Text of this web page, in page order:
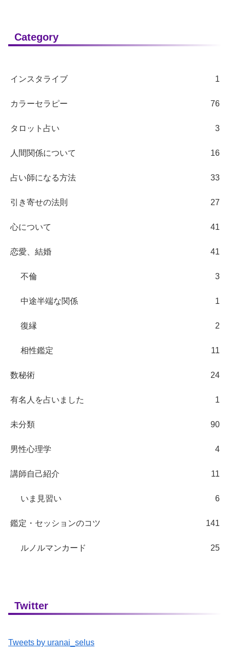
Category
インスタライブ 1
カラーセラピー 76
タロット占い 3
人間関係について 16
占い師になる方法 33
引き寄せの法則 27
心について 41
恋愛、結婚 41
不倫 3
中途半端な関係 1
復縁 2
相性鑑定 11
数秘術 24
有名人を占いました 1
未分類 90
男性心理学 4
講師自己紹介 11
いま見習い 6
鑑定・セッションのコツ 141
ルノルマンカード 25
Twitter
Tweets by uranai_selus